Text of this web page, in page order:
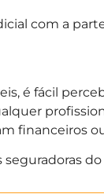
com a
é fácil
financeiros
do